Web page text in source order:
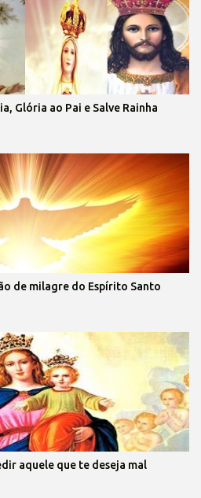
Glória ao Pai e Salve Rainha
de milagre do Espírito Santo
aquele que te deseja mal